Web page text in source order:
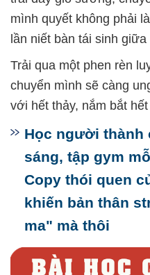
mình quyết không phải
lần niết bàn tái sinh
Trải qua một phen rèn
chuyển mình sẽ càng
với hết thảy, nắm bắt
Học người thành
sáng, tập gym
Copy thói quen
khiến bản thân
ma" mà thôi